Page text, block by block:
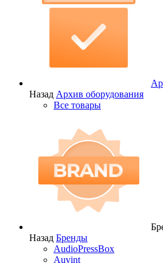
Назад Архив оборудования
Все товары
Назад Бренды
AudioPressBox
Auvint